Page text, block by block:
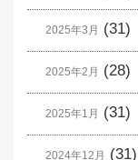
2025年3月 (31)
2025年2月 (28)
2025年1月 (31)
2024年12月 (31)